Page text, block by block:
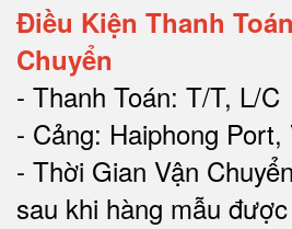
Điều Kiện Thanh
Chuyển
- Thanh Toán: T/T, L/C
- Cảng: Haiphong Port,
- Thời Gian Vận
sau khi hàng mẫu